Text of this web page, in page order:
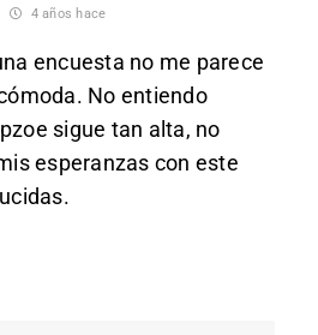
4 años hace
encuesta no me parece
No entiendo
sigue tan alta, no
esperanzas con este